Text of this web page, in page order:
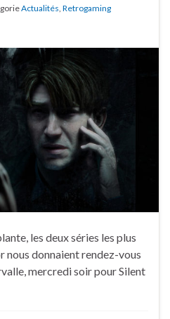
Actualités, Retrogaming
les deux séries les plus
nous donnaient rendez-vous
mercredi soir pour Silent